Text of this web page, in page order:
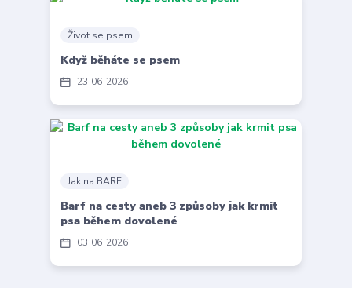
23 06 2026
Život se psem
Když běháte se psem
03 06 2026
Jak na BARF
Barf na cesty aneb 3 způsoby jak krmit
psa během dovolené